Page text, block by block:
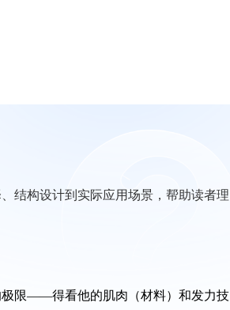
结构设计到实际应用场景，帮助读者理
极限——得看他的肌肉（材料）和发力技